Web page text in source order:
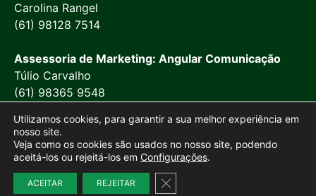
Carolina Rangel
(61) 98128 7514
Assessoria de Marketing: Angular Comunicação
Túlio Carvalho
(61) 98365 9548
Site desenvolvido porMarketing Objetivo
Utilizamos cookies, para garantir a sua melhor experiência em
nosso site.
Veja como os cookies são usados no nosso site, podendo
aceitá-los ou rejeitá-los em Configurações.
ACEITAR REJEITAR Close GDPR Cookie Banner